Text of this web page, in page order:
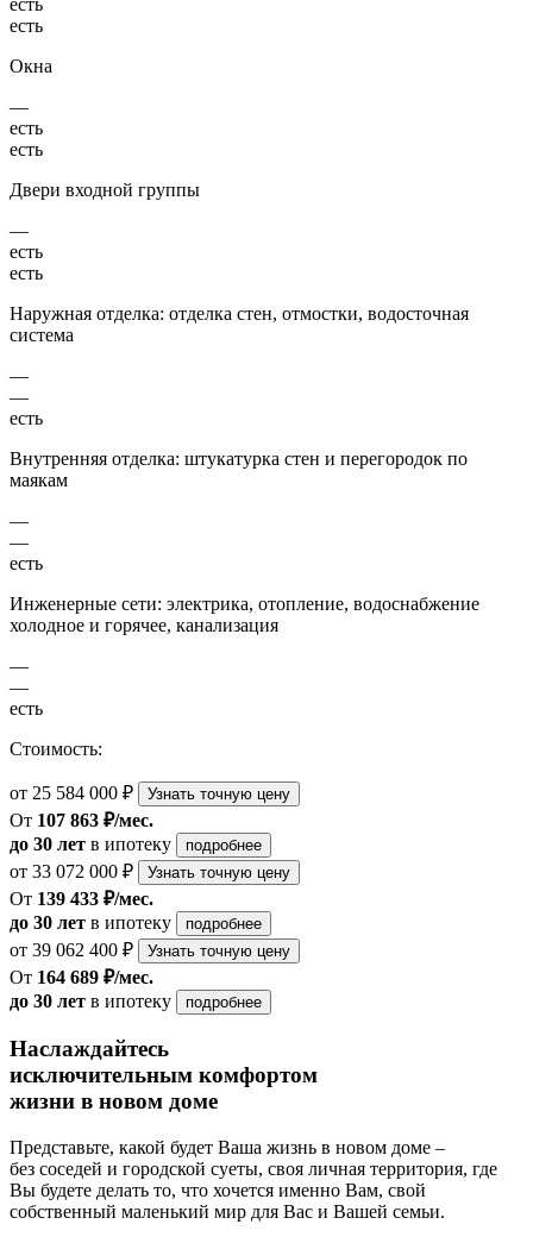
есть
Окна
—
есть
есть
Двери входной группы
—
есть
есть
Наружная отделка: отделка стен, отмостки, водосточная
система
—
—
есть
Внутренняя отделка: штукатурка стен и перегородок по
маякам
—
—
есть
Инженерные сети: электрика, отопление, водоснабжение
холодное и горячее, канализация
—
—
есть
Стоимость:
от 25 584 000 ₽ Узнать точную цену
От 107 863 ₽/мес.
до 30 лет в ипотеку подробнее
от 33 072 000 ₽ Узнать точную цену
От 139 433 ₽/мес.
до 30 лет в ипотеку подробнее
от 39 062 400 ₽ Узнать точную цену
От 164 689 ₽/мес.
до 30 лет в ипотеку подробнее
Наслаждайтесь
исключительным комфортом
жизни в новом доме
Представьте, какой будет Ваша жизнь в новом доме –
без соседей и городской суеты, своя личная территория, где
Вы будете делать то, что хочется именно Вам, свой
собственный маленький мир для Вас и Вашей семьи.